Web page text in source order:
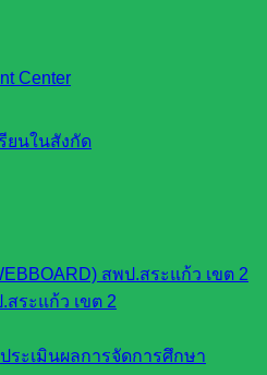
Center
รียนในสังกัด
สพป.สระแก้ว เขต 2
ระแก้ว เขต 2
ระเมินผลการจัดการศึกษา